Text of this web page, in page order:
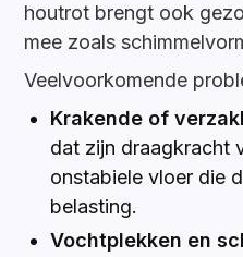
houtrot brengt ook
mee zoals
Veelvoorkomende
Krakende of
dat zijn draagkracht
onstabiele vloer die
belasting.
Vochtplekken en